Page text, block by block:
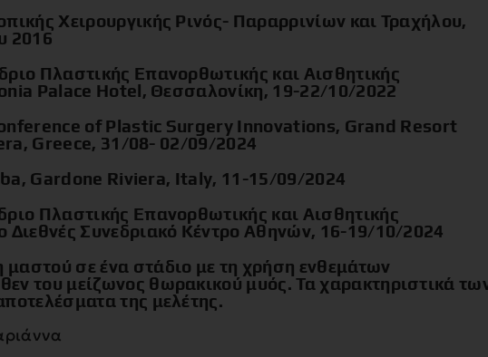
Χειρουργικής Ρινός- Παραρρινίων και Τραχήλου,
2016
Πλαστικής Επανορθωτικής και Αισθητικής
Palace Hotel, Θεσσαλονίκη, 19-22/10/2022
of Plastic Surgery Innovations, Grand Resort
Greece, 31/08- 02/09/2024
Gardone Riviera, Italy, 11-15/09/2024
Πλαστικής Επανορθωτικής και Αισθητικής
Διεθνές Συνεδριακό Κέντρο Αθηνών, 16-19/10/2024
σε ένα στάδιο με τη χρήση ενθεμάτων
του μείζωνος θωρακικού μυός. Τα χαρακτηριστικά
της μελέτης.